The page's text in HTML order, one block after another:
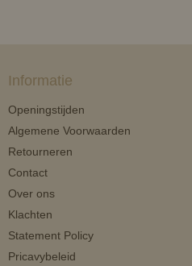
Informatie
Openingstijden
Algemene Voorwaarden
Retourneren
Contact
Over ons
Klachten
Statement Policy
Pricavybeleid